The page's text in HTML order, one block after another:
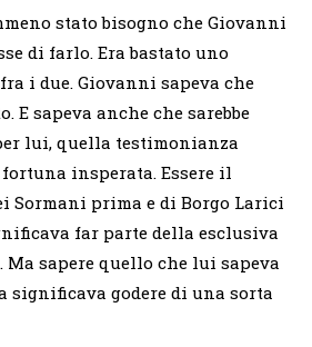
stato bisogno che Giovanni
di farlo. Era bastato uno
i due. Giovanni sapeva che
E sapeva anche che sarebbe
lui, quella testimonianza
insperata. Essere il
Sormani prima e di Borgo Larici
far parte della esclusiva
sapere quello che lui sapeva
significava godere di una sorta